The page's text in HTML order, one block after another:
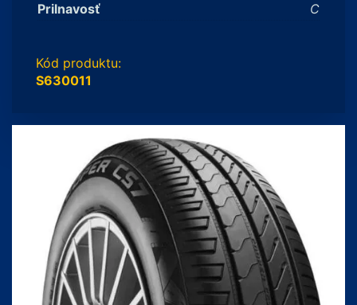
Prilnavosť
C
Kód produktu:
S630011